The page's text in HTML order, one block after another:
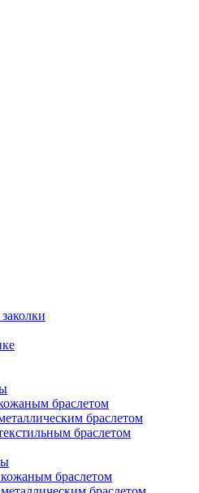
браслетом
браслетом
браслетом
браслетом